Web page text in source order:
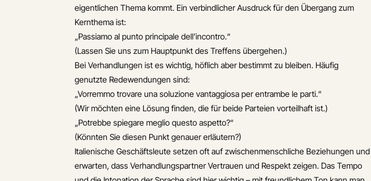
eigentlichen Thema kommt. Ein verbindlicher Ausdruck für den Übergang zum
Kernthema ist:
„Passiamo al punto principale dell’incontro.“
(Lassen Sie uns zum Hauptpunkt des Treffens übergehen.)
Bei Verhandlungen ist es wichtig, höflich aber bestimmt zu bleiben. Häufig
genutzte Redewendungen sind:
„Vorremmo trovare una soluzione vantaggiosa per entrambe le parti.“
(Wir möchten eine Lösung finden, die für beide Parteien vorteilhaft ist.)
„Potrebbe spiegare meglio questo aspetto?“
(Könnten Sie diesen Punkt genauer erläutern?)
Italienische Geschäftsleute setzen oft auf zwischenmenschliche Beziehungen und
erwarten, dass Verhandlungspartner Vertrauen und Respekt zeigen. Das Tempo